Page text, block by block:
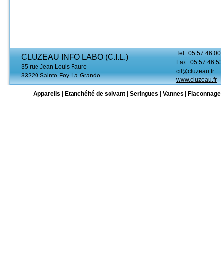
CLUZEAU INFO LABO (C.I.L.)
35 rue Jean Louis Faure
33220 Sainte-Foy-La-Grande
Tel :
Fax :
cil@cluzeau.fr
www.cluzeau.fr
Appareils
Etanchéité de solvant Seringues Vannes Flaconnage